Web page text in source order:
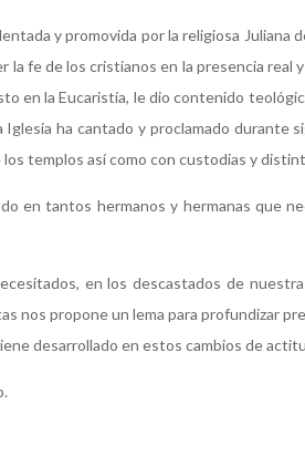
y promovida por la religiosa Juliana
fe de los cristianos en la presencia real
en la Eucaristía, le dio contenido
ha cantado y proclamado durante
templos así como con custodias y
en tantos hermanos y hermanas que
en los descastados de
nos propone un lema para profundizar
desarrollado en estos cambios de